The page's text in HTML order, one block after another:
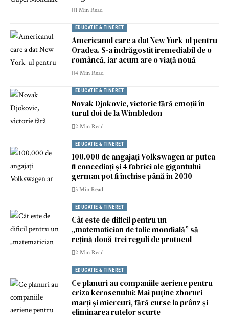
1 Min Read
EDUCATIE & TINERET
Americanul care a dat New York-ul pentru
Oradea. S-a îndrăgostit iremediabil de o
româncă, iar acum are o viață nouă
4 Min Read
EDUCATIE & TINERET
Novak Djokovic, victorie fără emoții în
turul doi de la Wimbledon
2 Min Read
EDUCATIE & TINERET
100.000 de angajați Volkswagen ar putea
fi concediați și 4 fabrici ale gigantului
german pot fi închise până în 2030
3 Min Read
EDUCATIE & TINERET
Cât este de dificil pentru un
„matematician de talie mondială” să
rețină două-trei reguli de protocol
2 Min Read
EDUCATIE & TINERET
Ce planuri au companiile aeriene pentru
criza kerosenului: Mai puține zboruri
marți și miercuri, fără curse la prânz și
eliminarea rutelor scurte